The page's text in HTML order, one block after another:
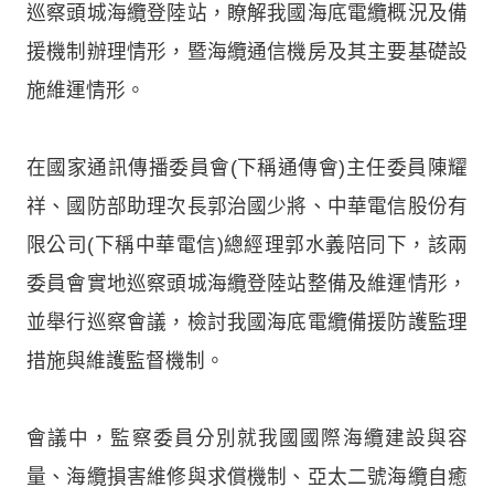
巡察頭城海纜登陸站，瞭解我國海底電纜概況及備
援機制辦理情形，暨海纜通信機房及其主要基礎設
施維運情形。
在國家通訊傳播委員會(下稱通傳會)主任委員陳耀
祥、國防部助理次長郭治國少將、中華電信股份有
限公司(下稱中華電信)總經理郭水義陪同下，該兩
委員會實地巡察頭城海纜登陸站整備及維運情形，
並舉行巡察會議，檢討我國海底電纜備援防護監理
措施與維護監督機制。
會議中，監察委員分別就我國國際海纜建設與容
量、海纜損害維修與求償機制、亞太二號海纜自癒